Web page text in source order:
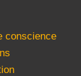
conscience